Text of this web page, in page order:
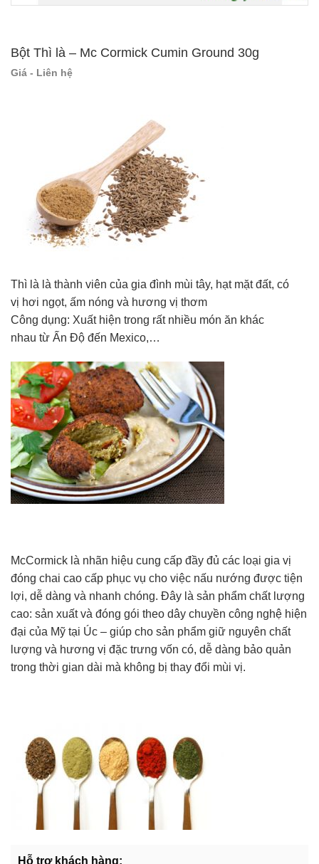
Bột Thì là – Mc Cormick Cumin Ground 30g
Giá - Liên hệ
Thì là là thành viên của gia đình mùi tây, hạt mặt đất, có
vị hơi ngọt, ấm nóng và hương vị thơm
Công dụng: Xuất hiện trong rất nhiều món ăn khác
nhau từ Ấn Độ đến Mexico,…
McCormick là nhãn hiệu cung cấp đầy đủ các loại gia vị
đóng chai cao cấp phục vụ cho việc nấu nướng được tiện
lợi, dễ dàng và nhanh chóng. Đây là sản phẩm chất lượng
cao: sản xuất và đóng gói theo dây chuyền công nghệ hiện
đại của Mỹ tại Úc – giúp cho sản phẩm giữ nguyên chất
lượng và hương vị đặc trưng vốn có, dễ dàng bảo quản
trong thời gian dài mà không bị thay đổi mùi vị.
Hỗ trợ khách hàng: